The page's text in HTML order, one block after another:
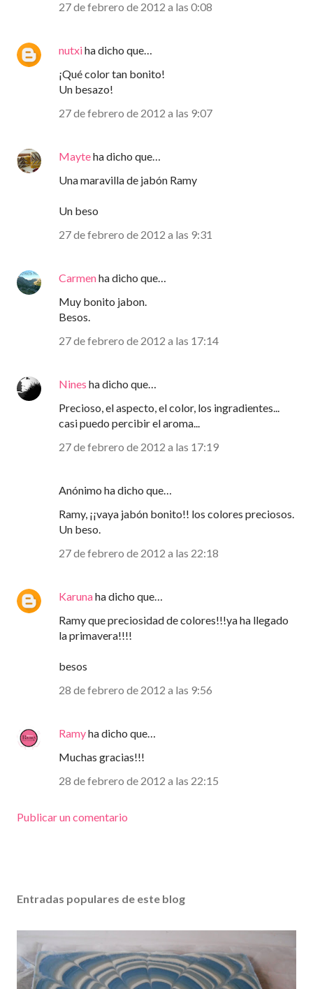
27 de febrero de 2012 a las 0:08
nutxiha dicho que…
¡Qué color tan bonito!
Un besazo!
27 de febrero de 2012 a las 9:07
Mayteha dicho que…
Una maravilla de jabón Ramy
Un beso
27 de febrero de 2012 a las 9:31
Carmenha dicho que…
Muy bonito jabon.
Besos.
27 de febrero de 2012 a las 17:14
Nines ha dicho que…
Precioso, el aspecto, el color, los ingradientes...
casi puedo percibir el aroma...
27 de febrero de 2012 a las 17:19
Anónimo ha dicho que…
Ramy, ¡¡vaya jabón bonito!! los colores preciosos.
Un beso.
27 de febrero de 2012 a las 22:18
Karunaha dicho que…
Ramy que preciosidad de colores!!!ya ha llegado
la primavera!!!!
besos
28 de febrero de 2012 a las 9:56
Ramyha dicho que…
Muchas gracias!!!
28 de febrero de 2012 a las 22:15
Publicar un comentario
Entradas populares de este blog